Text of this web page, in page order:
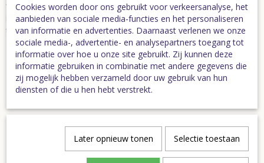
Wij activeren deze creditcard met het genoemde bedrag. Het
bedrag kan in meerdere keren via de pinautomaat van een van de
theaters of concertzalen of online besteed worden.
Specificaties
Bruto gewicht 0,01 Kg
Cookies worden door ons gebruikt voor verkeersanalyse, het
aanbieden van sociale media-functies en het personaliseren
van informatie en advertenties. Daarnaast verlenen we onze
sociale media-, advertentie- en analysepartners toegang tot
informatie over hoe u onze site gebruikt. Zij kunnen deze
informatie gebruiken in combinatie met andere gegevens die
zij mogelijk hebben verzameld door uw gebruik van hun
diensten of die u hen hebt verstrekt.
Later opnieuw tonen Selectie toestaan